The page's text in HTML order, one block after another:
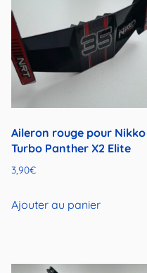
Aileron rouge pour Nikko
Turbo Panther X2 Elite
3,90€
Ajouter au panier